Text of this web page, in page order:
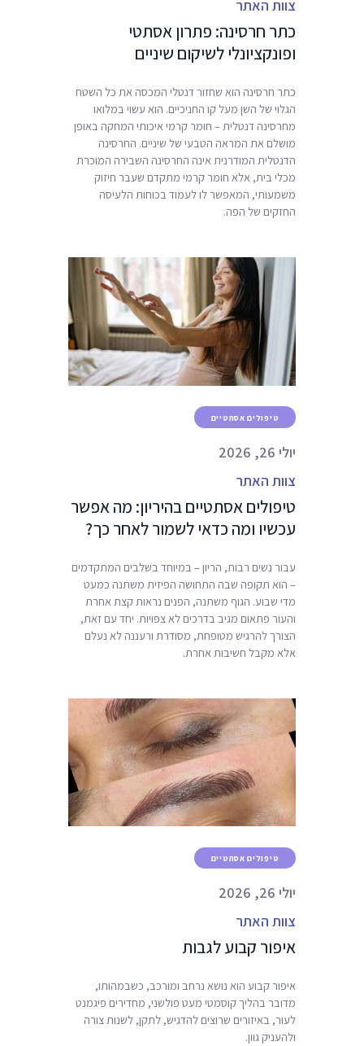
ניגודיות כהה
הוסף קו תחתון לקישורים
ת
א
ר
ו
ו
ת
צוות האתר
כתר חרסינה: פתרון אסתטי
ופונקציונלי לשיקום שיניים
כתר חרסינה הוא שחזור דנטלי המכסה את כל השטח
הגלוי של השן מעל קו החניכיים. הוא עשוי במלואו
מחרסינה דנטלית – חומר קרמי איכותי המחקה באופן
מושלם את המראה הטבעי של שיניים. החרסינה
הדנטלית המודרנית אינה החרסינה השבירה המוכרת
מכלי בית, אלא חומר קרמי מתקדם שעבר חיזוק
משמעותי, המאפשר לו לעמוד בכוחות הלעיסה
החזקים של הפה.
טיפולים אסתטיים
יולי 26, 2026
צוות האתר
טיפולים אסתטיים בהיריון: מה אפשר
עכשיו ומה כדאי לשמור לאחר כך?
עבור נשים רבות, הריון – במיוחד בשלבים המתקדמים
– הוא תקופה שבה התחושה הפיזית משתנה כמעט
מדי שבוע. הגוף משתנה, הפנים נראות קצת אחרת
והעור פתאום מגיב בדרכים לא צפויות. יחד עם זאת,
הצורך להרגיש מטופחת, מסודרת ורעננה לא נעלם
אלא מקבל חשיבות אחרת.
טיפולים אסתטיים
יולי 26, 2026
צוות האתר
איפור קבוע לגבות
איפור קבוע הוא נושא נרחב ומורכב, כשבמהותו,
מדובר בהליך קוסמטי מעט פולשני, מחדירים פיגמנט
לעור, באיזורים שרוצים להדגיש, לתקן, לשנות צורה
ולהעניק גוון.